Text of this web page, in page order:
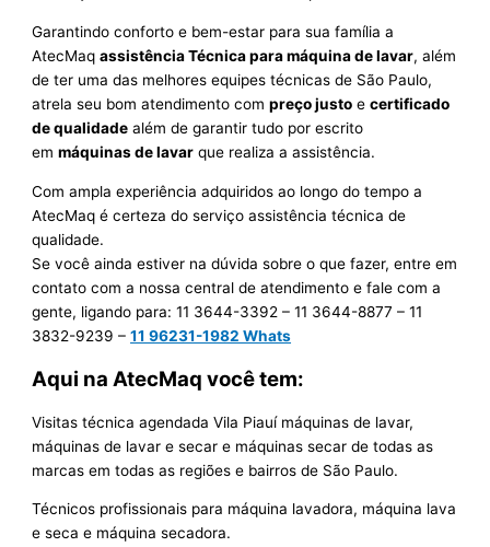
Garantindo conforto e bem-estar para sua família a
AtecMaqassistência Técnica para máquina de lavar, além
de ter uma das melhores equipes técnicas de São Paulo,
atrela seu bom atendimento compreço justo ecertificado
de qualidade além de garantir tudo por escrito
emmáquinas de lavar que realiza a assistência.
Com ampla experiência adquiridos ao longo do tempo a
AtecMaq é certeza do serviço assistência técnica de
qualidade.
Se você ainda estiver na dúvida sobre o que fazer, entre em
contato com a nossa central de atendimento e fale com a
gente, ligando para:11 3644-3392 – 11 3644-8877 – 11
3832-9239 –11 96231-1982 Whats
Aqui na AtecMaq você tem:
Visitas técnica agendada Vila Piauí máquinas de lavar,
máquinas de lavar e secar e máquinas secar de todas as
marcas em todas as regiões e bairros de São Paulo.
Técnicos profissionais para máquina lavadora, máquina lava
e seca e máquina secadora.